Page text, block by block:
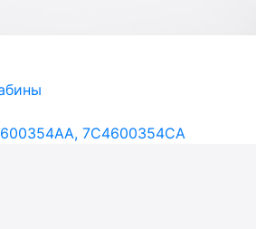
7C4600354CA